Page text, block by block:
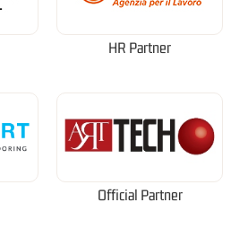
HR Partner
Official Partner